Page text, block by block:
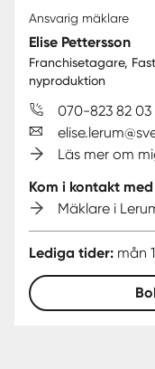
Ansvarig mäklare
Elise Pettersson
Franchisetagare,
nyproduktion
070-823 82 03
Läs mer om
Kom i kontakt
Mäklare i
Lediga tider: mån